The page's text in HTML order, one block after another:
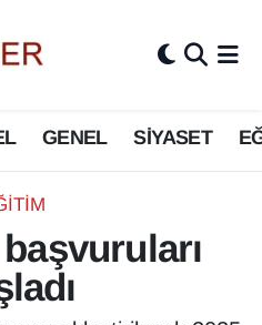
GENEL SİYASET
ve Fikstür